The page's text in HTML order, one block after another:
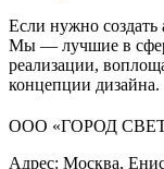
Если нужно создать
Мы — лучшие в
реализации,
концепции дизайна.
ООО «ГОРОД
Адрес: Москва,